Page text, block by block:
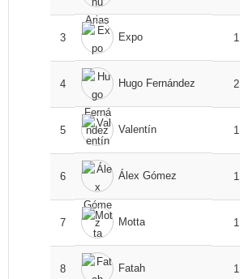
3 Expo 1
4 Hugo Fernández 2
5 Valentín 1
6 Álex Gómez 1
7 Motta 1
8 Fatah 1